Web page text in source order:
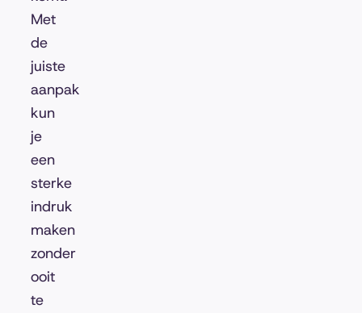
Met
de
juiste
aanpak
kun
je
een
sterke
indruk
maken
zonder
ooit
te